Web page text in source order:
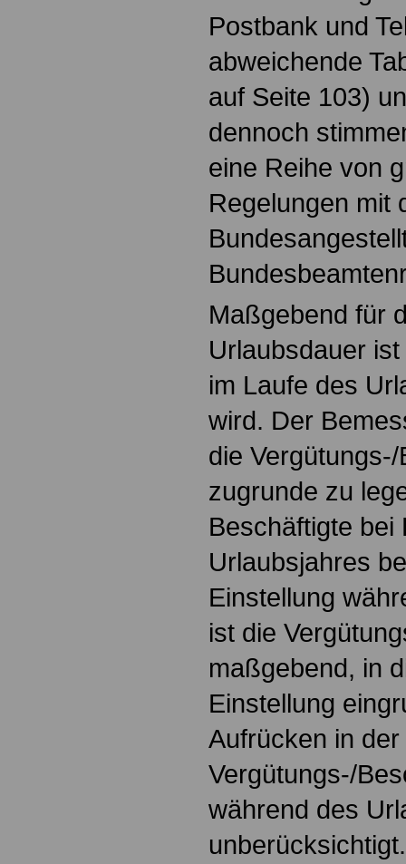
Postbank und
abweichende
auf Seite 103)
dennoch
eine Reihe von
Regelungen mit
Maßgebend für
Urlaubsdauer
im Laufe des
wird. Der
die
zugrunde zu
Beschäftigte bei
Urlaubsjahres
Einstellung
ist die
maßgebend, in
Einstellung
Aufrücken in der
Vergütungs-/
während des
unberücksichtigt.